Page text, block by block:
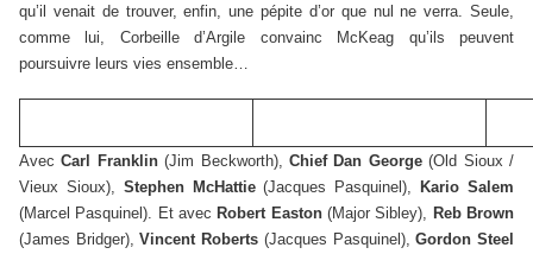
qu’il venait de trouver, enfin, une pépite d’or que nul ne verra. Seule,
comme lui, Corbeille d’Argile convainc McKeag qu’ils peuvent
poursuivre leurs vies ensemble…
AvecCarl Franklin(Jim Beckworth),Chief Dan George(Old Sioux /
Vieux Sioux), Stephen McHattie(Jacques Pasquinel),Kario Salem
(Marcel Pasquinel). Et avecRobert Easton(Major Sibley), Reb Brown
(James Bridger),Vincent Roberts (Jacques Pasquinel),Gordon Steel